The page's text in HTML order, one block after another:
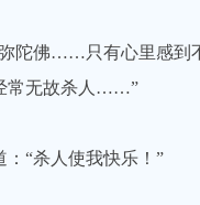
陀佛……只有心里感到
常无故杀人……”
“杀人使我快乐！”